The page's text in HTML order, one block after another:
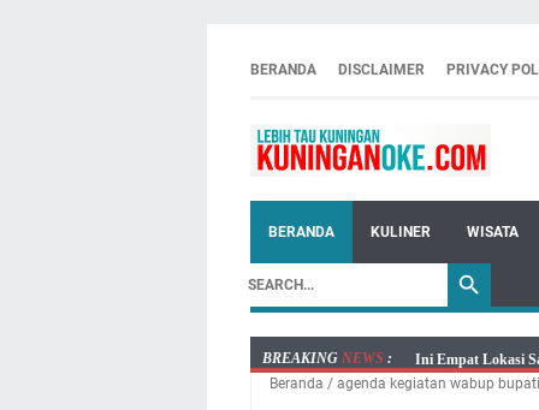
BERANDA DISCLAIMER PRIVACY
BERANDA KULINER WISATA
BREAKING NEWS :
Ini Empat Lokasi
Jumat 7 Agustus
Beranda / agenda kegiatan wabup bupati